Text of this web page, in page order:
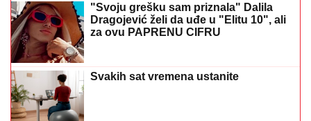
"Svoju grešku sam priznala" Dalila
Dragojević želi da uđe u "Elitu 10", ali
za ovu PAPRENU CIFRU
Svakih sat vremena ustanite